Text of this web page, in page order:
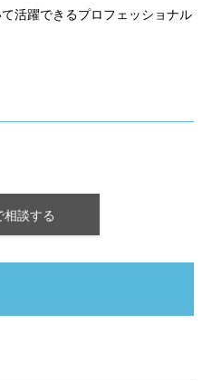
活躍できるプロフェッショナル
相談する